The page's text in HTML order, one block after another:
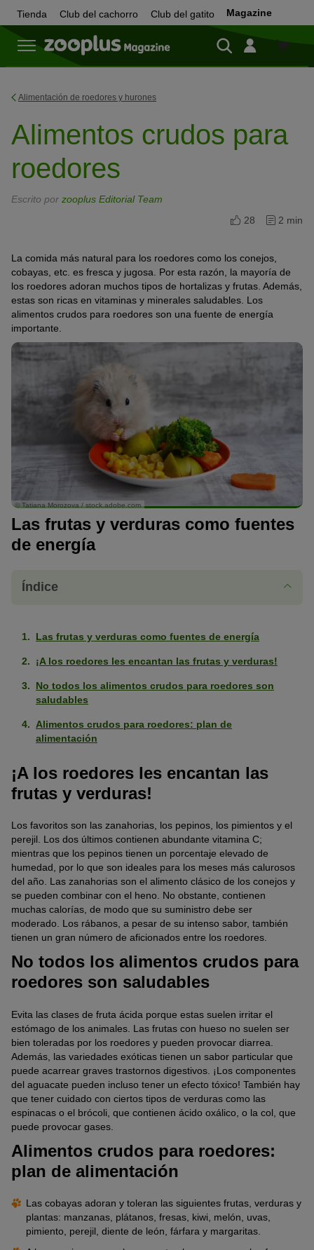
Tienda Club del cachorro Club del gatito Magazine
Tienda
Alimentación de roedores y hurones
Alimentos crudos para
roedores
Escrito por zooplus Editorial Team
28
2 min
La comida más natural para los roedores como los conejos,
cobayas, etc. es fresca y jugosa. Por esta razón, la mayoría de
los roedores adoran muchos tipos de hortalizas y frutas. Además,
estas son ricas en vitaminas y minerales saludables. Los
alimentos crudos para roedores son una fuente de energía
importante.
© Tatiana Morozova / stock.adobe.com
Las frutas y verduras como fuentes
de energía
Índice
Las frutas y verduras como fuentes de energía
¡A los roedores les encantan las frutas y verduras!
No todos los alimentos crudos para roedores son
saludables
Alimentos crudos para roedores: plan de
alimentación
¡A los roedores les encantan las
frutas y verduras!
Los favoritos son las zanahorias, los pepinos, los pimientos y el
perejil. Los dos últimos contienen abundante vitamina C;
mientras que los pepinos tienen un porcentaje elevado de
humedad, por lo que son ideales para los meses más calurosos
del año. Las zanahorias son el alimento clásico de los conejos y
se pueden combinar con el heno. No obstante, contienen
muchas calorías, de modo que su suministro debe ser
moderado. Los rábanos, a pesar de su intenso sabor, también
tienen un gran número de aficionados entre los roedores.
No todos los alimentos crudos para
roedores son saludables
Evita las clases de fruta ácida porque estas suelen irritar el
estómago de los animales. Las frutas con hueso no suelen ser
bien toleradas por los roedores y pueden provocar diarrea.
Además, las variedades exóticas tienen un sabor particular que
puede acarrear graves trastornos digestivos. ¡Los componentes
del aguacate pueden incluso tener un efecto tóxico! También hay
que tener cuidado con ciertos tipos de verduras como las
espinacas o el brócoli, que contienen ácido oxálico, o la col, que
puede provocar gases.
Alimentos crudos para roedores:
plan de alimentación
Las cobayas adoran y toleran las siguientes frutas, verduras y
plantas: manzanas, plátanos, fresas, kiwi, melón, uvas,
pimiento, perejil, diente de león, fárfara y margaritas.